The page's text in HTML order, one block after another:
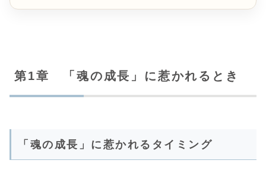
第1章 「魂の成長」に惹かれるとき
「魂の成長」に惹かれるタイミング